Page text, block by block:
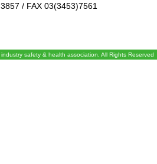
/ FAX 03(3453)7561
safety & health association. All Rights Reserved